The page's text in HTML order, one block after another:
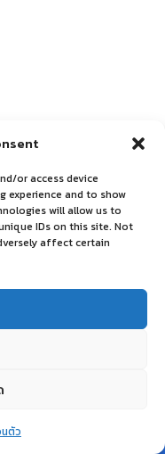
or access device
experience and to show
will allow us to
IDs on this site. Not
affect certain
ตัว